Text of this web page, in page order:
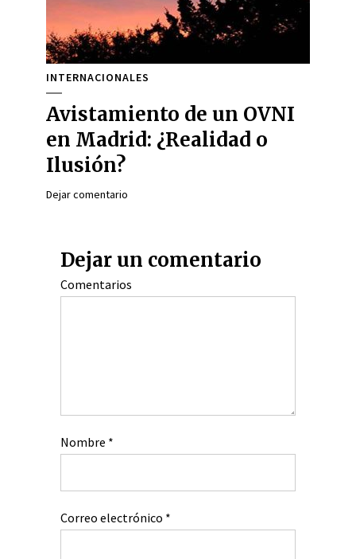
INTERNACIONALES
Avistamiento de un OVNI
en Madrid: ¿Realidad o
Ilusión?
Dejar comentario
Dejar un comentario
Comentarios
Nombre *
Correo electrónico *